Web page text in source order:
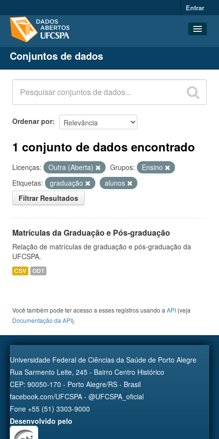
Entrar
Conjuntos de dados
Organizações
Grupos
Sobre
Conjuntos de dados
Ordenar por
1 conjunto de dados encontrado
Licenças: Outra (Aberta) Grupos:
Ensino
Etiquetas:
graduação
alunos
Filtrar Resultados
Matrículas da Graduação e Pós-graduação
Relação de matrículas de graduação e pós-graduação da
UFCSPA.
CSV ODT
Você também pode ter acesso a esses registros usando a API (veja
Documentação da API).
Universidade Federal de Ciências da Saúde de Porto Alegre
Rua Sarmento Leite, 245 - Bairro Centro Histórico
CEP: 90050-170 - Porto Alegre/RS - Brasil
facebook.com/UFCSPA - @UFCSPA_oficial
Fone +55 (51) 3303-9000
Desenvolvido pelo